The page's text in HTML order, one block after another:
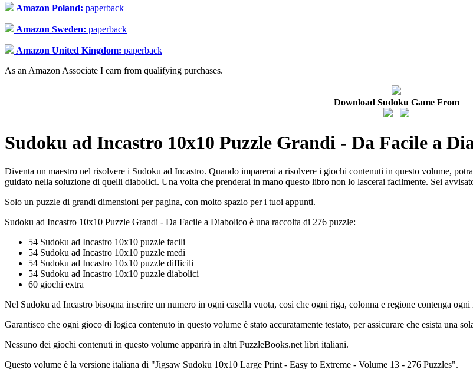
Amazon Poland: paperback
Amazon Sweden: paperback
Amazon United Kingdom: paperback
As an Amazon Associate I earn from qualifying purchases.
Download Sudoku Game From
Sudoku ad Incastro 10x10 Puzzle Grandi - Da Facile a
Diventa un maestro nel risolvere i Sudoku ad Incastro. Quando imparerai a risolvere i giochi contenuti in questo volume,
guidato nella soluzione di quelli diabolici. Una volta che prenderai in mano questo libro non lo lascerai facilmente. Sei
Solo un puzzle di grandi dimensioni per pagina, con molto spazio per i tuoi appunti.
Sudoku ad Incastro 10x10 Puzzle Grandi - Da Facile a Diabolico è una raccolta di 276 puzzle:
54 Sudoku ad Incastro 10x10 puzzle facili
54 Sudoku ad Incastro 10x10 puzzle medi
54 Sudoku ad Incastro 10x10 puzzle difficili
54 Sudoku ad Incastro 10x10 puzzle diabolici
60 giochi extra
Nel Sudoku ad Incastro bisogna inserire un numero in ogni casella vuota, così che ogni riga, colonna e regione contenga
Garantisco che ogni gioco di logica contenuto in questo volume è stato accuratamente testato, per assicurare che esista una
Nessuno dei giochi contenuti in questo volume apparirà in altri PuzzleBooks.net libri italiani.
Questo volume è la versione italiana di "Jigsaw Sudoku 10x10 Large Print - Easy to Extreme - Volume 13 - 276 Puzzles".